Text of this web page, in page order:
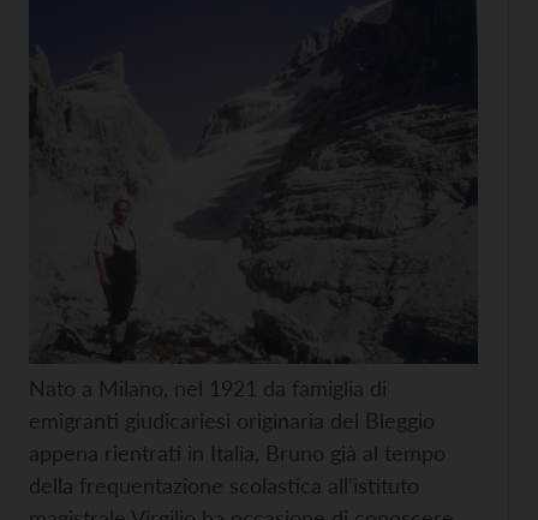
Nato a Milano, nel 1921 da famiglia di
emigranti giudicariesi originaria del Bleggio
appena rientrati in Italia, Bruno già al tempo
della frequentazione scolastica all'istituto